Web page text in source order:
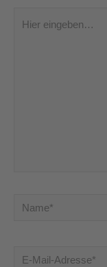
Name*
E-